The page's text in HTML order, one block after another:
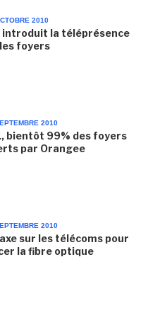
2010
introduit la téléprésence
foyers
2010
bientôt 99% des foyers
par Orangee
2010
sur les télécoms pour
la fibre optique